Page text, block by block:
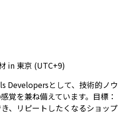
in 東京 (UTC+9)
Developersとして、技術的ノウ
覚を兼ね備えています。目標：
、リピートしたくなるショップ